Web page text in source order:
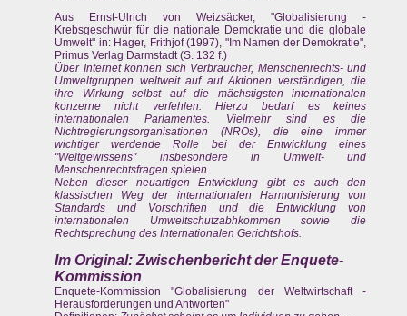
Aus Ernst-Ulrich von Weizsäcker, "Globalisierung -
Krebsgeschwür für die nationale Demokratie und die globale
Umwelt" in: Hager, Frithjof (1997), "Im Namen der Demokratie",
Primus Verlag Darmstadt (S. 132 f.)
Über Internet können sich Verbraucher, Menschenrechts- und
Umweltgruppen weltweit auf auf Aktionen verständigen, die
ihre Wirkung selbst auf die mächstigsten internationalen
konzerne nicht verfehlen. Hierzu bedarf es keines
internationalen Parlamentes. Vielmehr sind es die
Nichtregierungsorganisationen (NROs), die eine immer
wichtiger werdende Rolle bei der Entwicklung eines
"Weltgewissens" insbesondere in Umwelt- und
Menschenrechtsfragen spielen.
Neben dieser neuartigen Entwicklung gibt es auch den
klassischen Weg der internationalen Harmonisierung von
Standards und Vorschriften und die Entwicklung von
internationalen Umweltschutzabhkommen sowie die
Rechtsprechung des Internationalen Gerichtshofs.
Im Original: Zwischenbericht der Enquete-
Kommission
Enquete-Kommission "Globalisierung der Weltwirtschaft -
Herausforderungen und Antworten"